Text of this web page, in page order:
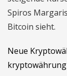
Spiros
Bitcoin sieht.
Neue